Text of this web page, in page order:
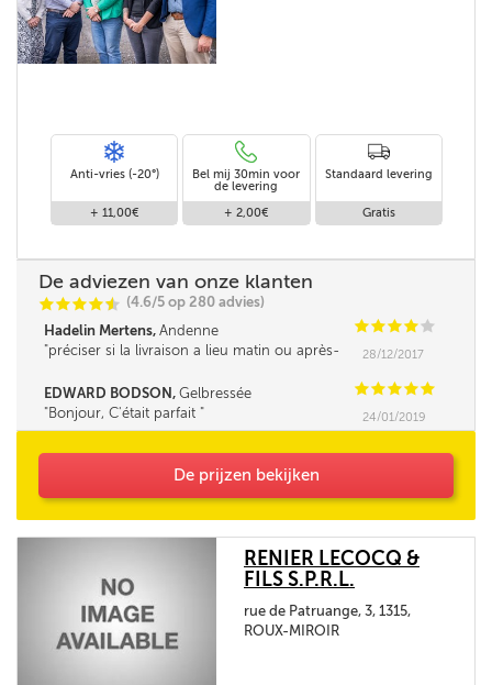
Anti-vries (-20°)
+ 11,00€
Bel mij 30min voor
de levering
+ 2,00€
Standaard levering
Gratis
De adviezen van onze klanten
CCCCi
@ (4.6/5 op 280 advies)
Hadelin Mertens, Andenne CCCC C
préciser si la livraison a lieu matin ou après-
28/12/2017
EDWARD BODSON, Gelbressée CCCCC
Bonjour, C'était parfait
24/01/2019
De prijzen bekijken
RENIER LECOCQ &
FILS S.P.R.L.
rue de Patruange, 3, 1315,
ROUX-MIROIR